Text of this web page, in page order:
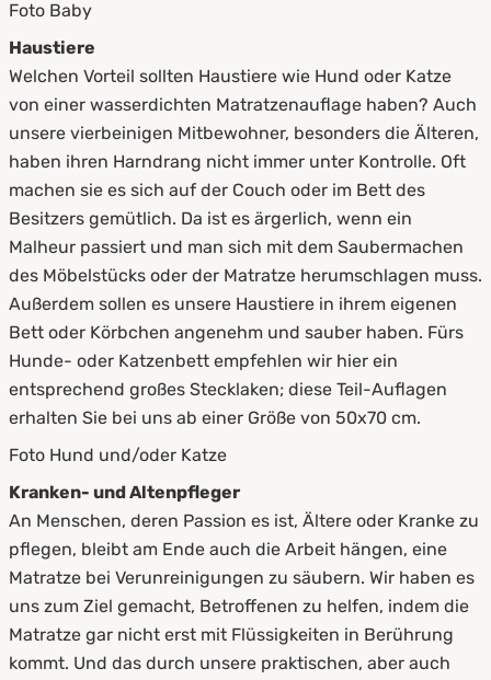
Foto Baby
Haustiere
Welchen Vorteil sollten Haustiere wie Hund oder Katze
von einer wasserdichten Matratzenauflage haben? Auch
unsere vierbeinigen Mitbewohner, besonders die Älteren,
haben ihren Harndrang nicht immer unter Kontrolle. Oft
machen sie es sich auf der Couch oder im Bett des
Besitzers gemütlich. Da ist es ärgerlich, wenn ein
Malheur passiert und man sich mit dem Saubermachen
des Möbelstücks oder der Matratze herumschlagen muss.
Außerdem sollen es unsere Haustiere in ihrem eigenen
Bett oder Körbchen angenehm und sauber haben. Fürs
Hunde- oder Katzenbett empfehlen wir hier ein
entsprechend großes Stecklaken; diese Teil-Auflagen
erhalten Sie bei uns ab einer Größe von 50x70 cm.
Foto Hund und/oder Katze
Kranken- und Altenpfleger
An Menschen, deren Passion es ist, Ältere oder Kranke zu
pflegen, bleibt am Ende auch die Arbeit hängen, eine
Matratze bei Verunreinigungen zu säubern. Wir haben es
uns zum Ziel gemacht, Betroffenen zu helfen, indem die
Matratze gar nicht erst mit Flüssigkeiten in Berührung
kommt. Und das durch unsere praktischen, aber auch